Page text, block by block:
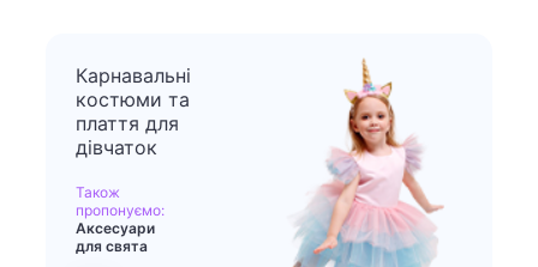
Карнавальні
костюми та
плаття для
дівчаток
Також
пропонуємо:
Аксесуари
для свята